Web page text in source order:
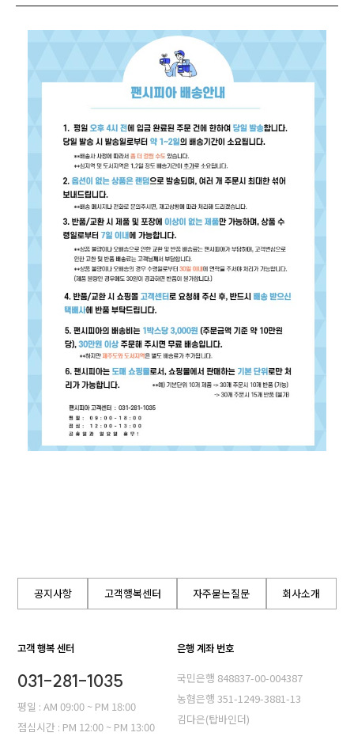
공지사항 고객행복센터 자주묻는질문 회사소개
고객 행복 센터
031-281-1035
평일 : AM 09:00 ~ PM 18:00
점심시간 : PM 12:00 ~ PM 13:00
은행 계좌 번호
국민은행 848837-00-004387
농혐은행 351-1249-3881-13
김다은(탑바인더)